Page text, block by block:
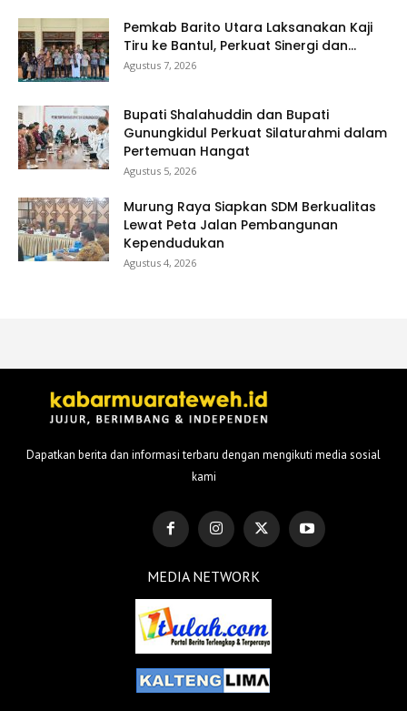
Pemkab Barito Utara Laksanakan Kaji
Tiru ke Bantul, Perkuat Sinergi dan...
Agustus 7, 2026
Bupati Shalahuddin dan Bupati
Gunungkidul Perkuat Silaturahmi dalam
Pertemuan Hangat
Agustus 5, 2026
Murung Raya Siapkan SDM Berkualitas
Lewat Peta Jalan Pembangunan
Kependudukan
Agustus 4, 2026
Dapatkan berita dan informasi terbaru dengan mengikuti media sosial
kami
MEDIA NETWORK